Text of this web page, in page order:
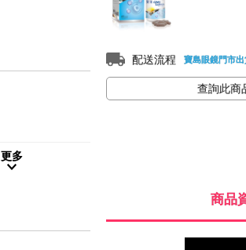
更多
配送流程 寶島眼鏡門市出
查詢此商
商品